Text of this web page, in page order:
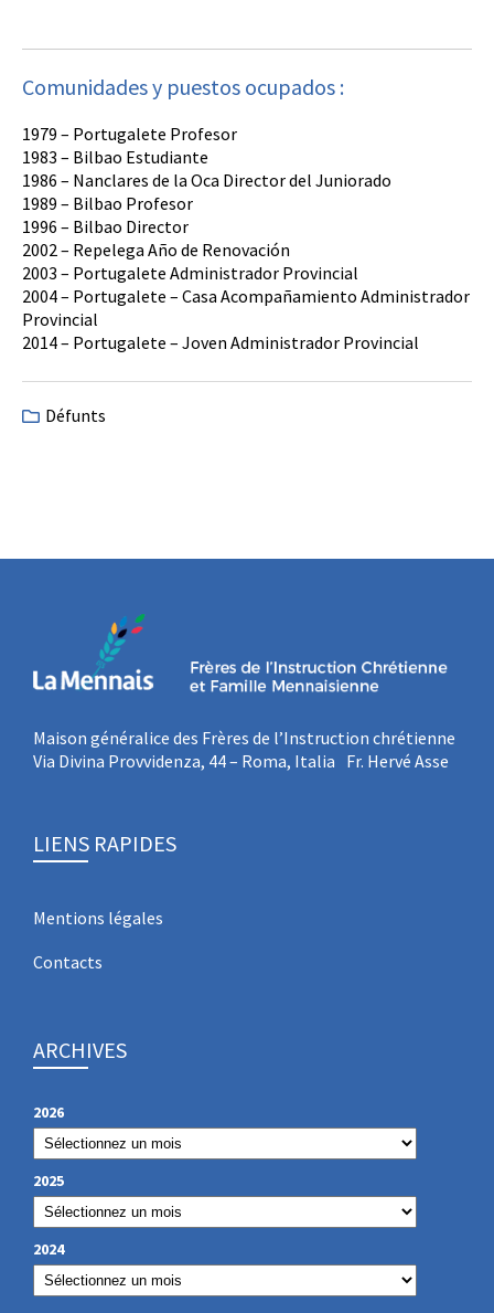
Comunidades y puestos ocupados :
1979 – Portugalete Profesor
1983 – Bilbao Estudiante
1986 – Nanclares de la Oca Director del Juniorado
1989 – Bilbao Profesor
1996 – Bilbao Director
2002 – Repelega Año de Renovación
2003 – Portugalete Administrador Provincial
2004 – Portugalete – Casa Acompañamiento Administrador
Provincial
2014 – Portugalete – Joven Administrador Provincial
Défunts
Maison généralice des Frères de l’Instruction chrétienne
Via Divina Provvidenza, 44 – Roma, Italia Fr. Hervé Asse
LIENS RAPIDES
Mentions légales
Contacts
ARCHIVES
2026
2025
2024